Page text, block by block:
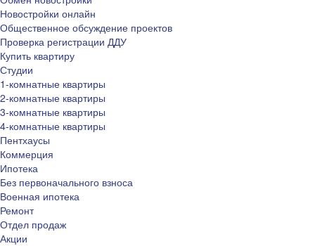
Новостройки онлайн
Общественное обсуждение проектов
Проверка регистрации ДДУ
Купить квартиру
Студии
1-комнатные квартиры
2-комнатные квартиры
3-комнатные квартиры
4-комнатные квартиры
Пентхаусы
Коммерция
Ипотека
Без первоначального взноса
Военная ипотека
Ремонт
Отдел продаж
Акции